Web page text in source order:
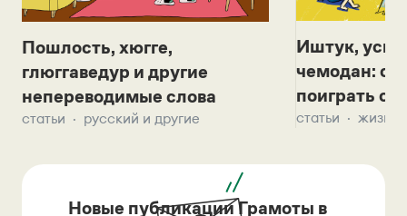
Пошлость, хюгге,
глюггаведур и другие
непереводимые слова
статьи русский и другие
Иштук,
чемодан:
поиграть с
статьи жизнь
Новые публикации Грамоты в